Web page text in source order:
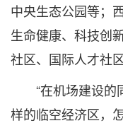
中央生态公园等；
生命健康、科技创
社区、国际人才社
“在机场建设的
样的临空经济区，